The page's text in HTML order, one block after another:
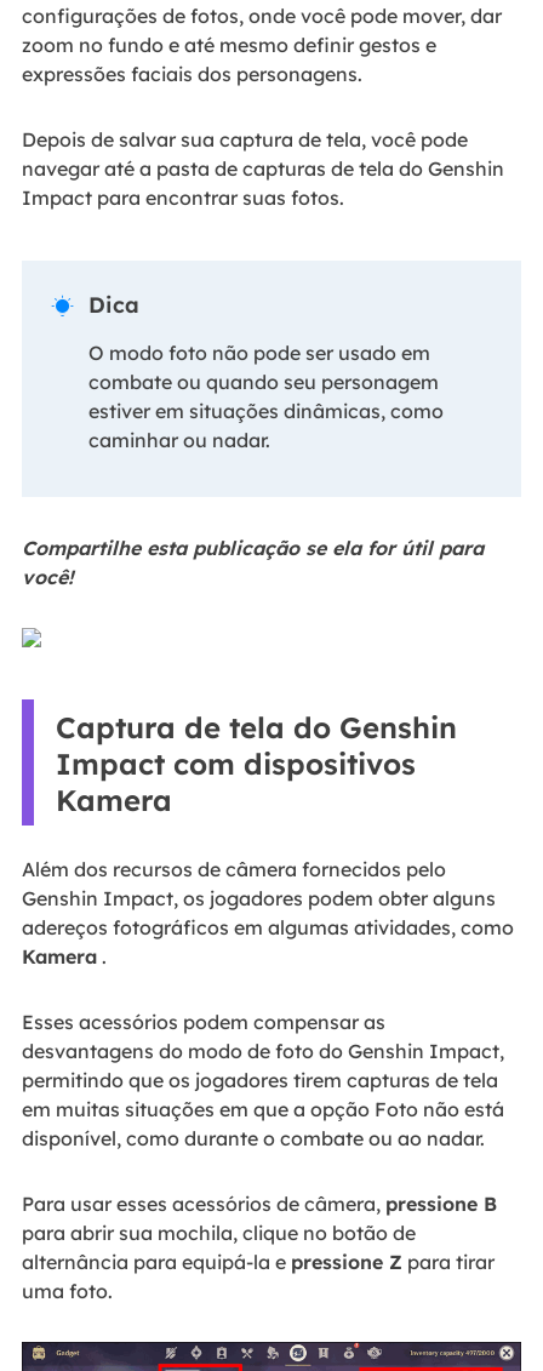
configurações de fotos, onde você pode mover, dar
zoom no fundo e até mesmo definir gestos e
expressões faciais dos personagens.
Depois de salvar sua captura de tela, você pode
navegar até a pasta de capturas de tela do Genshin
Impact para encontrar suas fotos.
 Dica
O modo foto não pode ser usado em
combate ou quando seu personagem
estiver em situações dinâmicas, como
caminhar ou nadar.
Compartilhe esta publicação se ela for útil para
você!
Captura de tela do Genshin
Impact com dispositivos
Kamera
Além dos recursos de câmera fornecidos pelo
Genshin Impact, os jogadores podem obter alguns
adereços fotográficos em algumas atividades, como
Kamera.
Esses acessórios podem compensar as
desvantagens do modo de foto do Genshin Impact,
permitindo que os jogadores tirem capturas de tela
em muitas situações em que a opção Foto não está
disponível, como durante o combate ou ao nadar.
Para usar esses acessórios de câmera, pressione B
para abrir sua mochila, clique no botão de
alternância para equipá-la e pressione Z para tirar
uma foto.